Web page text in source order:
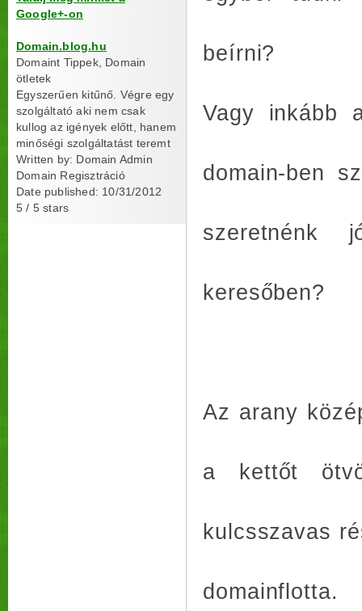
Google+-on
Domain.blog.hu
Domaint Tippek, Domain
ötletek
Egyszerűen kitűnő. Végre egy
szolgáltató aki nem csak
kullog az igények előtt, hanem
minőségi szolgáltatást teremt
Written by: Domain Admin
Domain Regisztráció
Date published: 10/31/2012
5 / 5 stars
beírni?
Vagy inkább
domain-ben
szeretnénk
keresőben?
Az arany
a kettőt
kulcsszavas
domainflotta.